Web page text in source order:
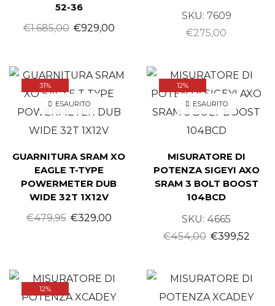
52-36
€1.685,00 €929,00
SKU: 7609
€275,00
31%
ESAURITO
GUARNITURA SRAM XO
EAGLE T-TYPE
POWERMETER DUB
WIDE 32T 1X12V
€479,95 €329,00
12%
ESAURITO
MISURATORE DI
POTENZA SIGEYI AXO
SRAM 3 BOLT BOOST
104BCD
SKU: 4665
€454,00 €399,52
12%